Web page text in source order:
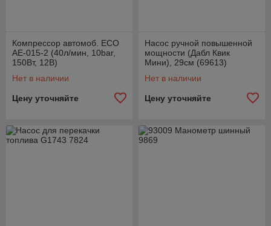
Компрессор автомоб. ECO
АЕ-015-2 (40л/мин, 10bar,
150Вт, 12B)
Нет в наличии
Цену уточняйте
Насос ручной повышенной
мощности (Дабл Квик
Мини), 29см (69613)
Нет в наличии
Цену уточняйте